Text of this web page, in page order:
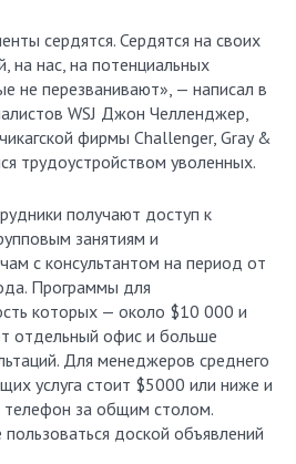
сердятся. Сердятся на своих
на нас, на потенциальных
не перезванивают», — написал в
WSJ Джон Челленджер,
фирмы Challenger, Gray &
трудоустройством уволенных.
получают доступ к
занятиям и
с консультантом на период от
Программы для
которых — около $10 000 и
отдельный офис и больше
Для менеджеров среднего
услуга стоит $5000 или ниже и
за общим столом.
доской объявлений